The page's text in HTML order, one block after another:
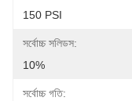
150 PSI
সর্বোচ্চ সলিডস:
10%
সর্বোচ্চ গতি: